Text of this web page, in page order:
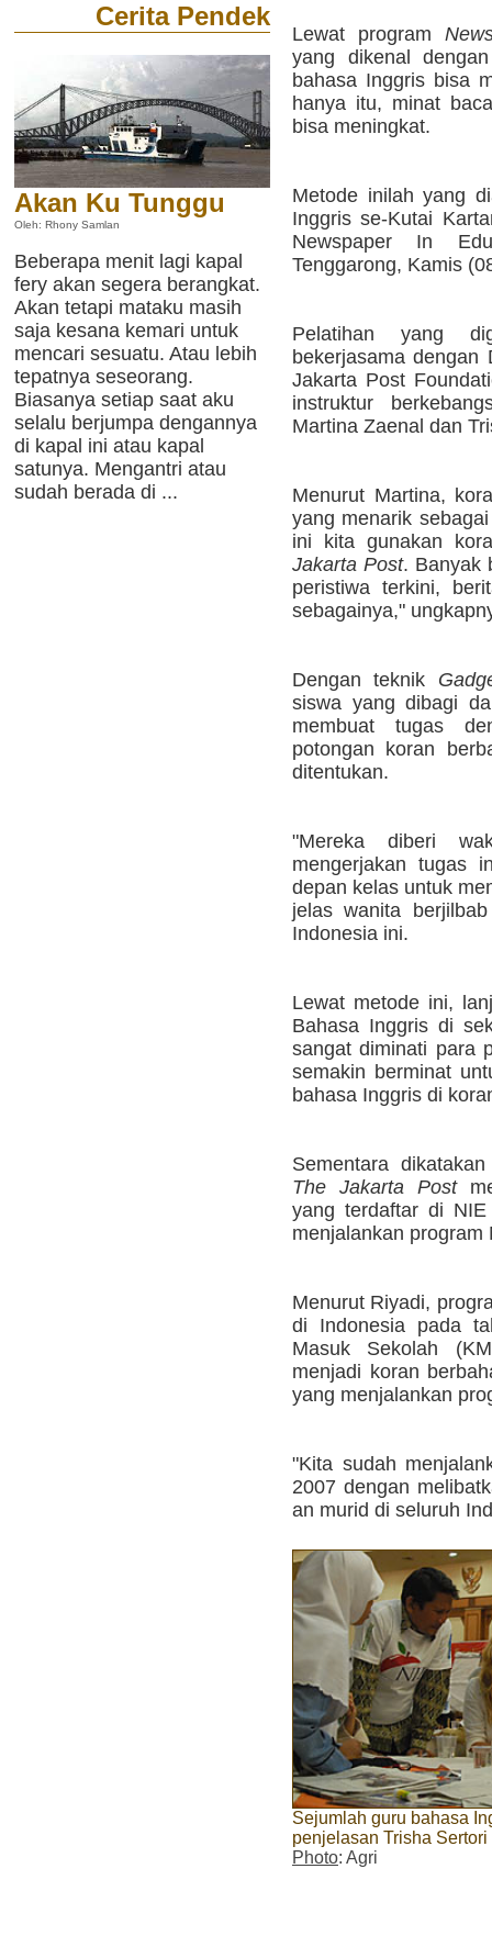
Cerita Pendek
Akan Ku Tunggu
Oleh: Rhony Samlan
Beberapa menit lagi kapal
fery akan segera berangkat.
Akan tetapi mataku masih
saja kesana kemari untuk
mencari sesuatu. Atau lebih
tepatnya seseorang.
Biasanya setiap saat aku
selalu berjumpa dengannya
di kapal ini atau kapal
satunya. Mengantri atau
sudah berada di ...
Lewat program
yang dikenal
bahasa Inggris bisa
hanya itu, minat
bisa meningkat.
Metode inilah yang
Inggris se-Kutai
Newspaper In
Tenggarong, Kamis
Pelatihan yang
bekerjasama dengan
Jakarta Post
instruktur
Martina Zaenal dan
Menurut Martina,
yang menarik
ini kita gunakan
Jakarta Post. Banyak
peristiwa terkini,
sebagainya,"
Dengan teknik
siswa yang dibagi
membuat tugas
potongan koran
ditentukan.
"Mereka diberi
mengerjakan tugas
depan kelas untuk
jelas wanita
Indonesia ini.
Lewat metode ini,
Bahasa Inggris di
sangat diminati para
semakin berminat
bahasa Inggris di
Sementara
The Jakarta Post
yang terdaftar di
menjalankan program
Menurut Riyadi,
di Indonesia pada
Masuk Sekolah
menjadi koran
yang menjalankan
"Kita sudah
2007 dengan
an murid di seluruh
Sejumlah guru bahasa
penjelasan Trisha Sertori
Photo: Agri